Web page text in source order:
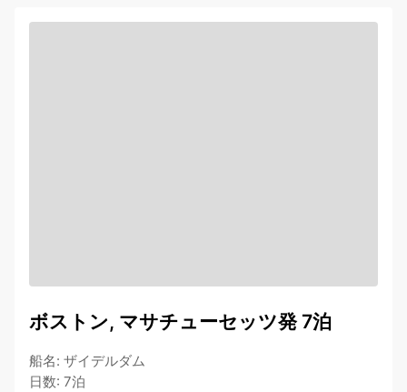
ボストン, マサチューセッツ発 7泊
船名: ザイデルダム
日数: 7泊